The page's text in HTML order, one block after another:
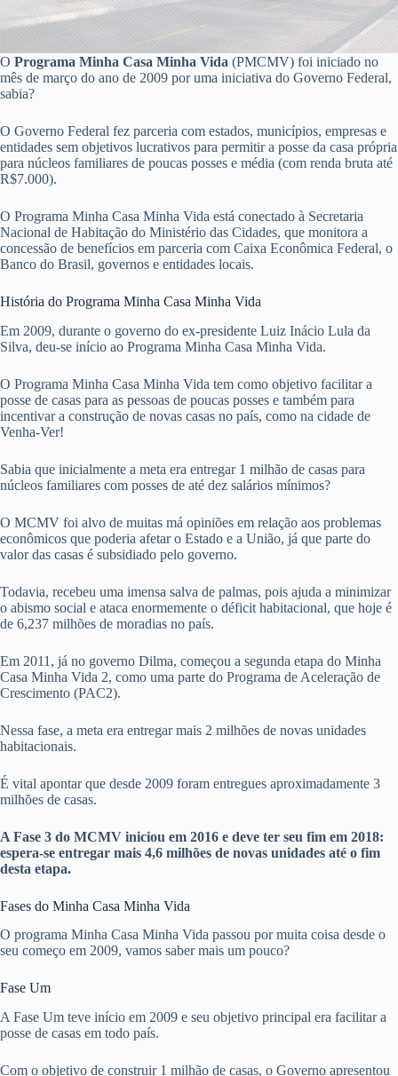
O Programa Minha Casa Minha Vida (PMCMV) foi iniciado no
mês de março do ano de 2009 por uma iniciativa do Governo Federal,
sabia?
O Governo Federal fez parceria com estados, municípios, empresas e
entidades sem objetivos lucrativos para permitir a posse da casa própria
para núcleos familiares de poucas posses e média (com renda bruta até
R$7.000).
O Programa Minha Casa Minha Vida está conectado à Secretaria
Nacional de Habitação do Ministério das Cidades, que monitora a
concessão de benefícios em parceria com Caixa Econômica Federal, o
Banco do Brasil, governos e entidades locais.
História do Programa Minha Casa Minha Vida
Em 2009, durante o governo do ex-presidente Luiz Inácio Lula da
Silva, deu-se início ao Programa Minha Casa Minha Vida.
O Programa Minha Casa Minha Vida tem como objetivo facilitar a
posse de casas para as pessoas de poucas posses e também para
incentivar a construção de novas casas no país, como na cidade de
Venha-Ver!
Sabia que inicialmente a meta era entregar 1 milhão de casas para
núcleos familiares com posses de até dez salários mínimos?
O MCMV foi alvo de muitas má opiniões em relação aos problemas
econômicos que poderia afetar o Estado e a União, já que parte do
valor das casas é subsidiado pelo governo.
Todavia, recebeu uma imensa salva de palmas, pois ajuda a minimizar
o abismo social e ataca enormemente o déficit habitacional, que hoje é
de 6,237 milhões de moradias no país.
Em 2011, já no governo Dilma, começou a segunda etapa do Minha
Casa Minha Vida 2, como uma parte do Programa de Aceleração de
Crescimento (PAC2).
Nessa fase, a meta era entregar mais 2 milhões de novas unidades
habitacionais.
É vital apontar que desde 2009 foram entregues aproximadamente 3
milhões de casas.
A Fase 3 do MCMV iniciou em 2016 e deve ter seu fim em 2018:
espera-se entregar mais 4,6 milhões de novas unidades até o fim
desta etapa.
Fases do Minha Casa Minha Vida
O programa Minha Casa Minha Vida passou por muita coisa desde o
seu começo em 2009, vamos saber mais um pouco?
Fase Um
A Fase Um teve início em 2009 e seu objetivo principal era facilitar a
posse de casas em todo país.
Com o objetivo de construir 1 milhão de casas, o Governo apresentou